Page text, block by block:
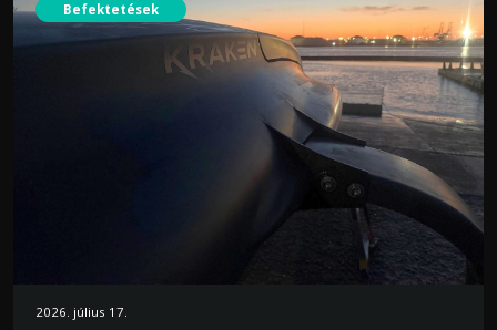
Befektetések
2026. július 17.